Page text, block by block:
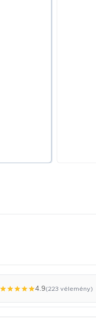
4.9(223 vélemény)